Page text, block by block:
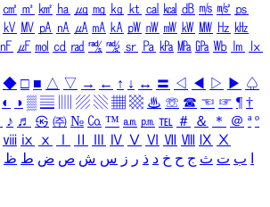
㎠ ㎡ ㎢ ㏊ ㎍ ㎎ ㎏ ㏏ ㎈ ㎉ ㏈ ㎧ ㎨ ㎰
㎸ ㎹ ㎀ ㎁ ㎂ ㎃ ㎄ ㎺ ㎻ ㎽ ㎾ ㎿ ㎐ ㎑
㎋ ㎌ ㏖ ㏅ ㎭ ㎮ ㎯ ㏛ ㎩ ㎪ ㎫ ㎬ ㏝ ㏐
㏓
◆ □ ■ △ ▽ → ← ↑ ↓ ↔ 〓 ◁ ◀ ▷ ▶ ♤
◐ ◑ ▒ ▤ ▨ ▧ ▦ ▩ ♨ ☏ ☎ ☜ ☞ ¶ †
♪ ♬ ㉿ ㈜ № ㏇ ™ ㏂ ㏘ ℡ ＃ ＆ ＊ ＠ ª º
ⅷ ⅸ ⅹ Ⅳ Ⅴ Ⅵ Ⅶ Ⅷ Ⅸ Ⅹ
ب ت ث ج ح خ د ذ ر ز س ش ص ض ط ظ